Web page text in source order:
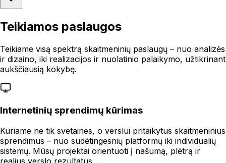
Teikiamos paslaugos
Teikiame visą spektrą skaitmeninių paslaugų – nuo analizės
ir dizaino, iki realizacijos ir nuolatinio palaikymo, užtikrinant
aukščiausią kokybę.
Internetinių sprendimų kūrimas
Kuriame ne tik svetaines, o verslui pritaikytus skaitmeninius
sprendimus – nuo sudėtingesnių platformų iki individualių
sistemų. Mūsų projektai orientuoti į našumą, plėtrą ir